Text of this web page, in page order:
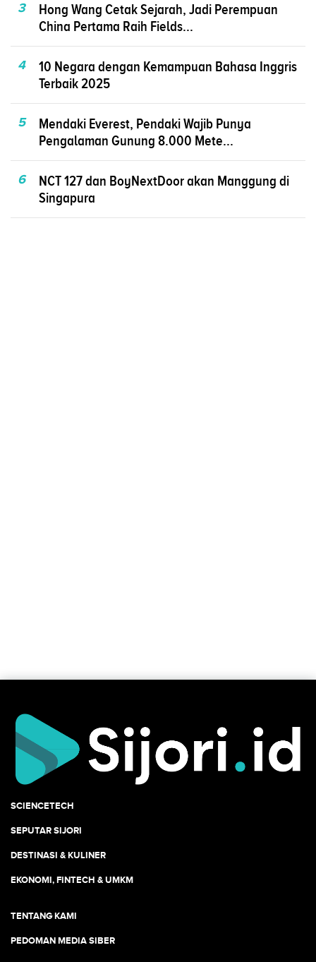
3
Hong Wang Cetak Sejarah, Jadi Perempuan
China Pertama Raih Fields...
4
10 Negara dengan Kemampuan Bahasa Inggris
Terbaik 2025
5
Mendaki Everest, Pendaki Wajib Punya
Pengalaman Gunung 8.000 Mete...
6
NCT 127 dan BoyNextDoor akan Manggung di
Singapura
SCIENCETECH
SEPUTAR SIJORI
DESTINASI & KULINER
EKONOMI, FINTECH & UMKM
TENTANG KAMI
PEDOMAN MEDIA SIBER